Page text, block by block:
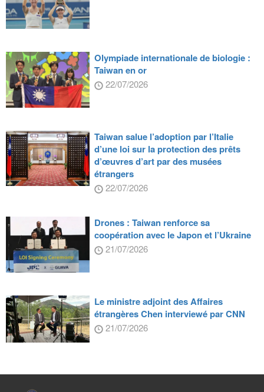
Olympiade internationale de biologie :
Taiwan en or
22/07/2026
Taiwan salue l’adoption par l’Italie
d’une loi sur la protection des prêts
d’œuvres d’art par des musées
étrangers
22/07/2026
Drones : Taiwan renforce sa
coopération avec le Japon et l’Ukraine
21/07/2026
Le ministre adjoint des Affaires
étrangères Chen interviewé par CNN
21/07/2026